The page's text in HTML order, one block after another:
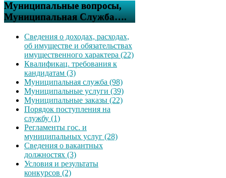
Муниципальные вопросы,
Муниципальная Служба….
Сведения о доходах, расходах,
об имуществе и обязательствах
имущественного характера (22)
Квалификац. требования к
кандидатам (3)
Муниципальная служба (98)
Муниципальные услуги (39)
Муниципальные заказы (22)
Порядок поступления на
службу (1)
Регламенты гос. и
муниципальных услуг (28)
Сведения о вакантных
должностях (3)
Условия и результаты
конкурсов (2)